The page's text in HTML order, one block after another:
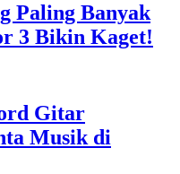
Paling Banyak
3 Bikin Kaget!
Gitar
Musik di